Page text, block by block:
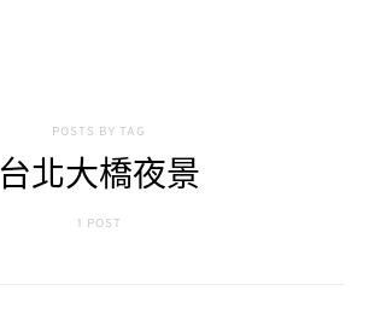
POSTS BY TAG
台北大橋夜景
1 POST